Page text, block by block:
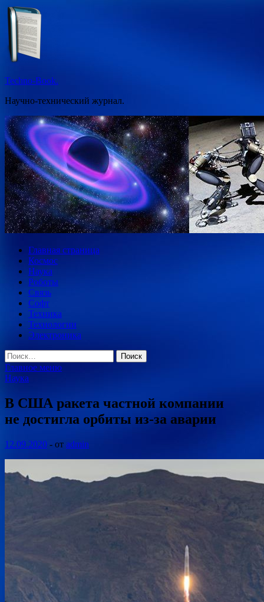
Перейти
к
содержимому
Techno-Book.
Научно-технический журнал.
Главная страница
Космос
Наука
Роботы
Связь
Софт
Техника
Технологии
Электроника
Найти:
Главное меню
Наука
В США ракета частной компании
не достигла орбиты из-за аварии
12.09.2020 - от admin